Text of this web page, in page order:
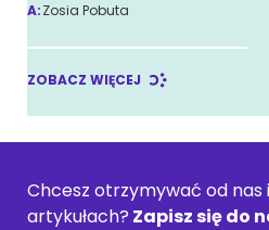
A:Zosia Pobuta
ZOBACZ WIĘCEJ
Chcesz otrzymywać od
artykułach? Zapisz się do